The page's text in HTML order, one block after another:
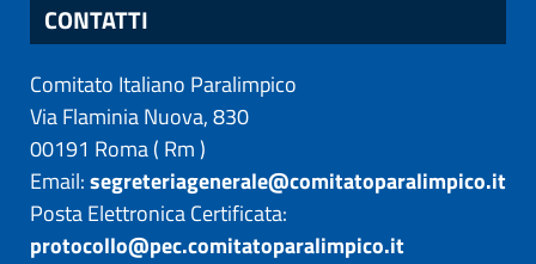
CONTATTI
Comitato Italiano Paralimpico
Via Flaminia Nuova, 830
00191 Roma( Rm)
Email:segreteriagenerale@comitatoparalimpico.it
Posta Elettronica Certificata:
protocollo@pec.comitatoparalimpico.it